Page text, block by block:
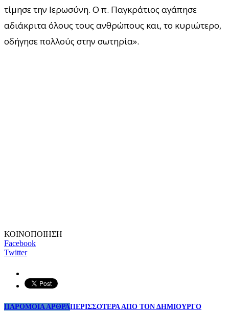
τίμησε την Ιερωσύνη. Ο π. Παγκράτιος αγάπησε
αδιάκριτα όλους τους ανθρώπους και, το κυριώτερο,
οδήγησε πολλούς στην σωτηρία».
ΚΟΙΝΟΠΟΙΗΣΗ
Facebook
Twitter
ΠΑΡΟΜΟΙΑ ΑΡΘΡΑΠΕΡΙΣΣΟΤΕΡΑ ΑΠΟ ΤΟΝ ΔΗΜΙΟΥΡΓΟ